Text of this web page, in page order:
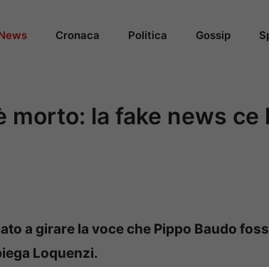
Cronaca Politica Gossip
morto: la fake news ce
a girare la voce che Pippo Baudo
Loquenzi.